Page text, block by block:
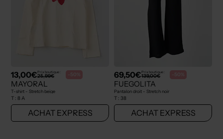
13,00€Prix boutique :
25,99€ -50%
MAYORAL
T-shirt - Stretch beige
T : 8 A
ACHAT EXPRESS
69,50€Prix boutique :
139,00€ -50%
FUEGOLITA
Pantalon droit - Stretch noir
T : 38
ACHAT EXPRESS